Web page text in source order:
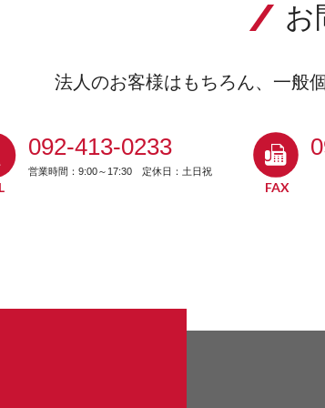
お
法人のお客様はもちろん、 一般
092-413-0233
営業時間：9:00～17:30 定休日：土日祝